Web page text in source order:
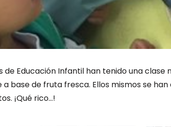
de Educación Infantil han tenido una
a base de fruta fresca. Ellos mismos se
¡Qué rico…!